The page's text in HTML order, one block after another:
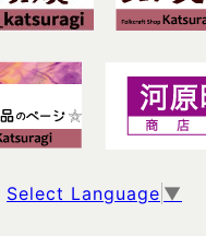
Select Language ▼